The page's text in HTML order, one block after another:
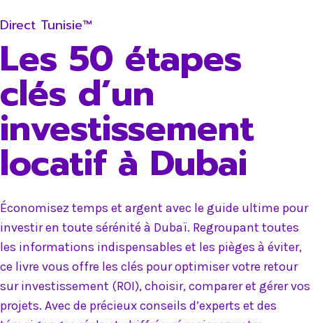
Direct Tunisie™
Les 50 étapes
clés d’un
investissement
locatif à Dubai
Économisez temps et argent avec le guide ultime pour
investir en toute sérénité à Dubaï. Regroupant toutes
les informations indispensables et les pièges à éviter,
ce livre vous offre les clés pour optimiser votre retour
sur investissement (ROI), choisir, comparer et gérer vos
projets. Avec de précieux conseils d’experts et des